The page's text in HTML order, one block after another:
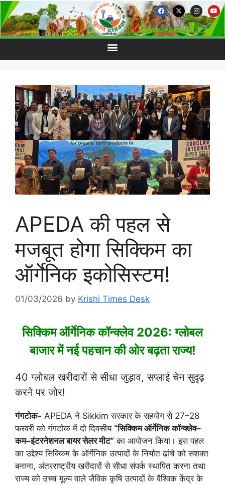
APEDA की पहल से
मजबूत होगा सिक्किम का
ऑर्गेनिक इकोसिस्टम!
01/03/2026 by Krishi Times Desk
सिक्किम ऑर्गेनिक कॉन्क्लेव 2026: ग्लोबल
बाजार में नई पहचान की ओर बढ़ता राज्य!
40 ग्लोबल खरीदारों से सीधा जुड़ाव, सप्लाई चेन सुदृढ़
करने पर जोर!
गंगटोक- APEDA ने Sikkim सरकार के सहयोग से 27–28
फरवरी को गंगटोक में दो दिवसीय “सिक्किम ऑर्गेनिक कॉन्क्लेव–
कम–इंटरनेशनल बायर सेलर मीट” का आयोजन किया। इस पहल
का उद्देश्य सिक्किम के ऑर्गेनिक उत्पादों के निर्यात ढांचे को सशक्त
बनाना, अंतरराष्ट्रीय खरीदारों से सीधा संपर्क स्थापित करना तथा
राज्य को उच्च मूल्य वाले जैविक कृषि उत्पादों के वैश्विक केंद्र के